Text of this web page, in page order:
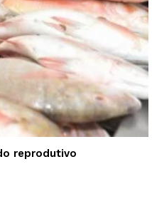
reprodutivo